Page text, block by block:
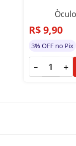
R$9,90
3% OFF no Pix
－ ＋